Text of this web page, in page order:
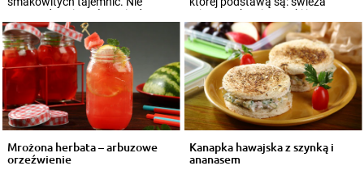
sprowadza się wyłącznie do
bagietek, ser...
mięta, natka pietruszki i
pomidory. Prz...
Mrożona herbata – arbuzowe
orzeźwienie
Kanapka hawajska z szynką i
ananasem